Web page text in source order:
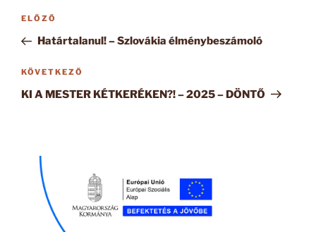
Bejegyzés
Korábbi
bejegyzés
ELŐZŐ
Határtalanul! – Szlovákia élménybeszámoló
Következő
bejegyzés
KÖVETKEZŐ
KI A MESTER KÉTKERÉKEN?! – 2025 – DÖNTŐ